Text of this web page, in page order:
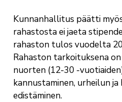
Kunnanhallitus päätti
rahastosta ei jaeta
rahaston tulos vuodelta
Rahaston tarkoituksena
nuorten (12-30 -
kannustaminen, urheilun
edistäminen.